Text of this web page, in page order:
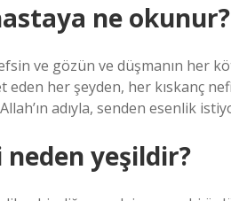
ne okunur?
ve gözün ve düşmanın her
eden her şeyden, her kıskanç
adıyla, senden esenlik
yeşildir?